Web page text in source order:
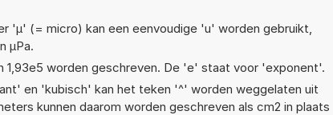
'µ' (= micro) kan een eenvoudige 'u' worden gebruikt,
µPa.
1,93e5 worden geschreven. De 'e' staat voor 'exponent'.
en 'kubisch' kan het teken '^' worden weggelaten uit
kunnen daarom worden geschreven als cm2 in plaats